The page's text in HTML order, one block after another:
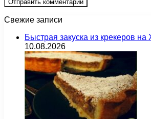
Свежие записи
Быстрая закуска из крекеров на
10.08.2026